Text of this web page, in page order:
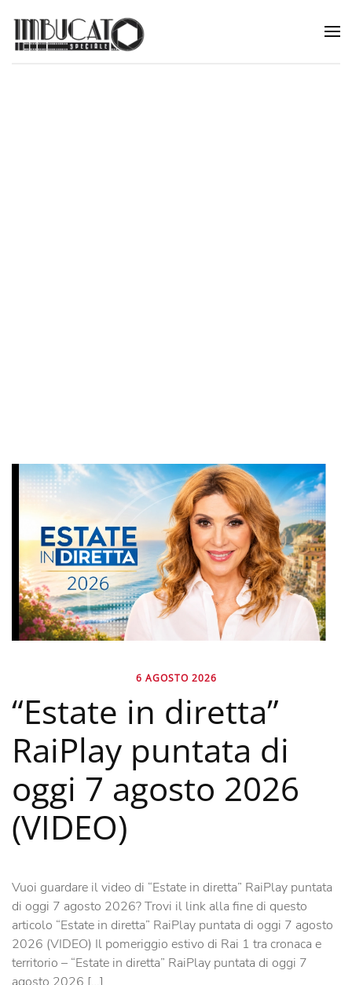
6 AGOSTO 2026
“Estate in diretta”
RaiPlay puntata di
oggi 7 agosto 2026
(VIDEO)
Vuoi guardare il video di “Estate in diretta” RaiPlay puntata
di oggi 7 agosto 2026? Trovi il link alla fine di questo
articolo “Estate in diretta” RaiPlay puntata di oggi 7 agosto
2026 (VIDEO) Il pomeriggio estivo di Rai 1 tra cronaca e
territorio – “Estate in diretta” RaiPlay puntata di oggi 7